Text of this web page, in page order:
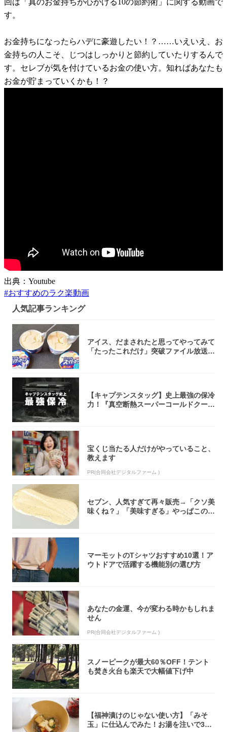
す。
お金持ちになったらハデに豪遊したい！？……いえいえ、お
金持ちの人こそ、じつはしっかりと節約していたりするんで
す。セレブが気を付けているお金の使い方。知ればあなたも
お金が貯まっていくかも！？
出典：Youtube
#おすすめのラク楽動画
人気記事ランキング
アイス、だまされたと思ってやってみて
「たったこれだけ」突破ファイル放送で
【キャプテンスタッグ】史上最強の保冷
力！『真空断熱スーパーコールドクーラ
宝くじ当たる人だけがやっていること、
教えます
PR(合同会社デジタルファーム )
セブン、人気すぎて再々販売→「クソ美
味くね？」「美味すぎる」やっぱこのク
マーモットのTシャツおすすめ10選！ア
ウトドアで活躍する機能別の選び方
あなたの金運、今が変わる時かもしれま
せん
PR(合同会社デジタルファーム )
スノーピークが最大60％OFF！テント
も焚き火台も楽天で大幅値下げ中
【福神漬けのじゃない使い方】「みそ
玉」に仕込んでみた！お湯を注いで30